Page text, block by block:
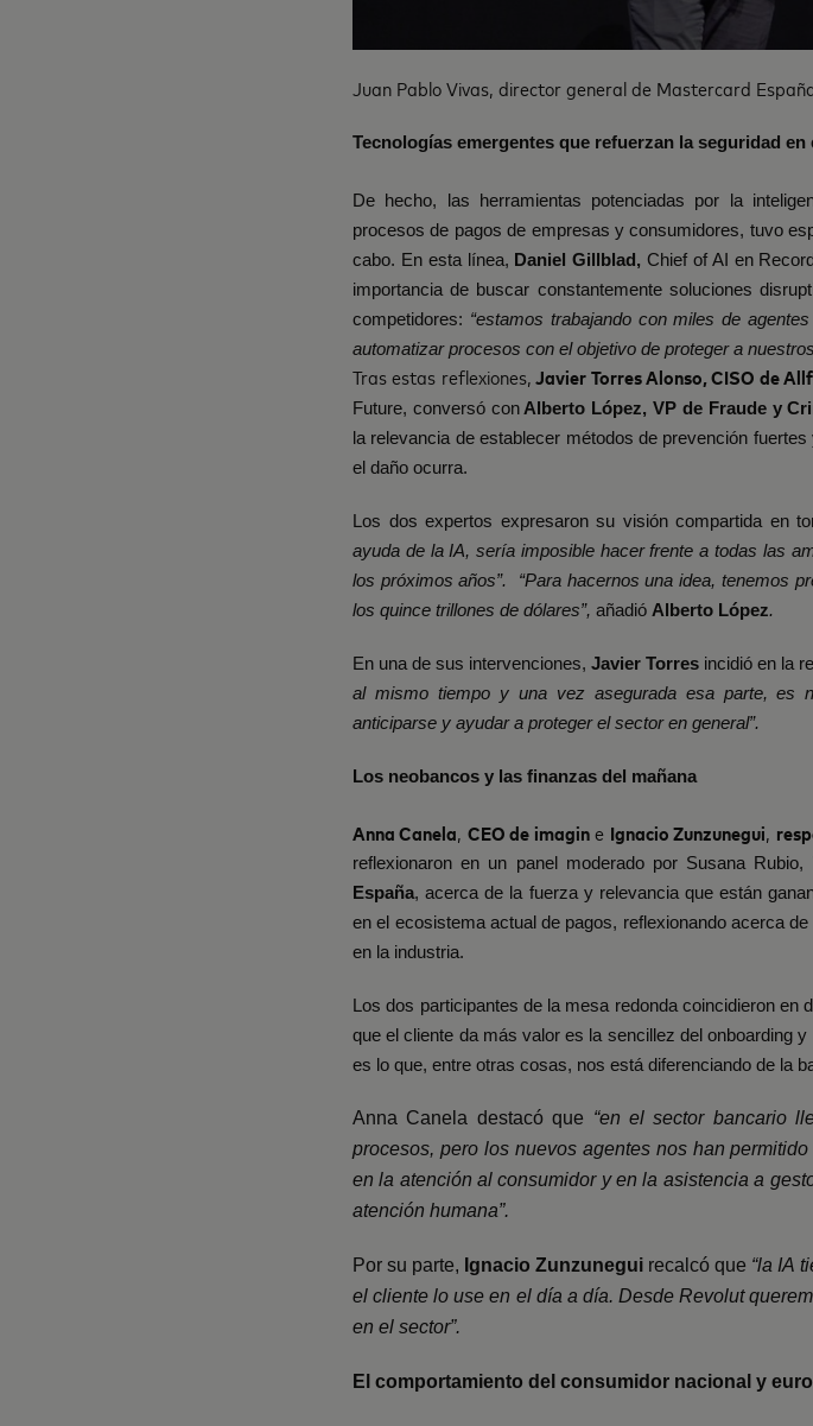
Juan Pablo Vivas, director general de Mastercard
Tecnologías emergentes que refuerzan la seguridad en
De hecho, las herramientas potenciadas por la
procesos de pagos de empresas y consumidores, tuvo
cabo. En esta línea, Daniel Gillblad,Chief of AI en
importancia de buscar constantemente soluciones
competidores: “estamos trabajando con miles de
automatizar procesos con el objetivo de proteger a
Tras estas reflexiones,Javier Torres Alonso, CISO de
Future, conversó conAlberto López, VP de Fraude y
la relevancia de establecer métodos de prevención
el daño ocurra.
Los dos expertos expresaron su visión compartida en
ayuda de la IA, sería imposible hacer frente a todas las
los próximos años”. “Para hacernos una idea, tenemos
los quince trillones de dólares”, añadió Alberto López.
En una de sus intervenciones, Javier Torres incidió en la
al mismo tiempo y una vez asegurada esa parte, es
anticiparse y ayudar a proteger el sector en general”.
Los neobancos y las finanzas del mañana
Anna Canela, CEO de imagine Ignacio Zunzunegui,
reflexionaron en un panel moderado por Susana Rubio,
España, acerca de la fuerza y relevancia que están
en el ecosistema actual de pagos, reflexionando acerca
en la industria.
Los dos participantes de la mesa redonda coincidieron
que el cliente da más valor es la sencillez del onboarding
es lo que, entre otras cosas, nos está diferenciando de la
Anna Canela destacó que “en el sector bancario
procesos, pero los nuevos agentes nos han
en la atención al consumidor y en la asistencia a
atención humana”.
Por su parte, Ignacio Zunzunegui recalcó que “la IA
el cliente lo use en el día a día. Desde Revolut
en el sector”.
El comportamiento del consumidor nacional y